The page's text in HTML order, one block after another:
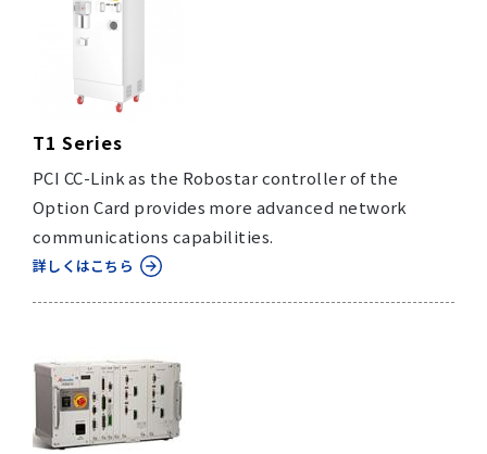
T1 Series
PCI CC-Link as the Robostar controller of the
Option Card provides more advanced network
communications capabilities.
詳しくはこちら